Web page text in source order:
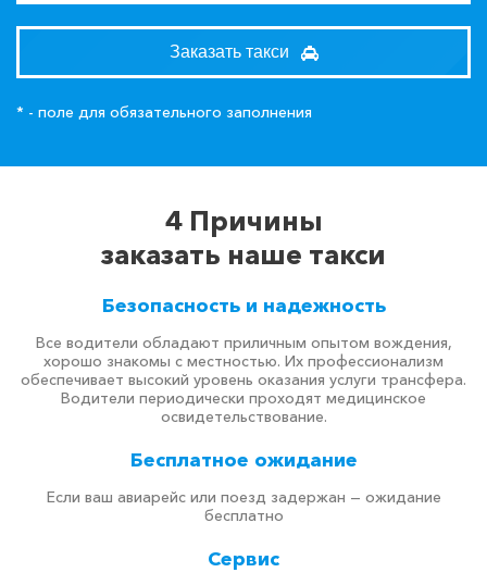
Заказать такси
* - поле для обязательного заполнения
4 Причины
заказать наше такси
Безопасность и надежность
Все водители обладают приличным опытом вождения,
хорошо знакомы с местностью. Их профессионализм
обеспечивает высокий уровень оказания услуги трансфера.
Водители периодически проходят медицинское
освидетельствование.
Бесплатное ожидание
Если ваш авиарейс или поезд задержан — ожидание
бесплатно
Сервис